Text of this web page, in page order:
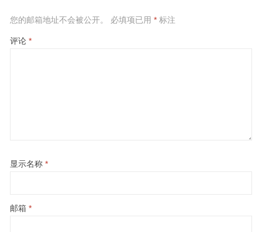
您的邮箱地址不会被公开。 必填项已用 *标注
评论 *
显示名称 *
邮箱 *